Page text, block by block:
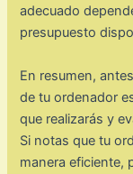
adecuado
presupuesto
En resumen,
de tu ordenador
que realizarás y
Si notas que tu
manera eficiente,